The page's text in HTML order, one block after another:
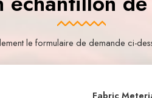
le formulaire de demande ci-